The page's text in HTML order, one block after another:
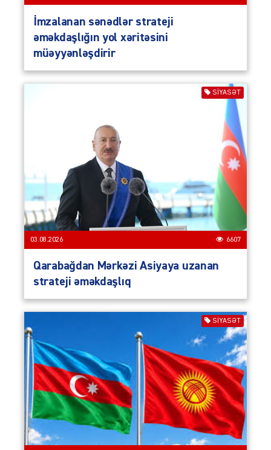
İmzalanan sənədlər strateji
əməkdaşlığın yol xəritəsini
müəyyənləşdirir
SIYASƏT
03.08.2026 6607
Qarabağdan Mərkəzi Asiyaya uzanan
strateji əməkdaşlıq
SIYASƏT